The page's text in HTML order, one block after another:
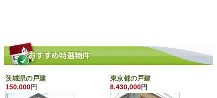
茨城県の戸建
150,000円
東京都の戸建
8,430,000円